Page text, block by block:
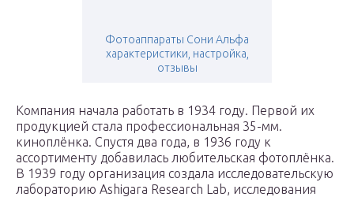
Фотоаппараты Сони Альфа
характеристики, настройка,
отзывы
Компания начала работать в 1934 году. Первой их
продукцией стала профессиональная 35-мм.
киноплёнка. Спустя два года, в 1936 году к
ассортименту добавилась любительская фотоплёнка.
В 1939 году организация создала исследовательскую
лабораторию Ashigara Research Lab, исследования